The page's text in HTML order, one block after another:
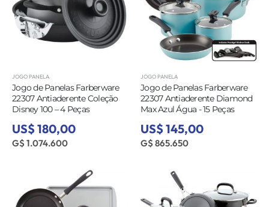
JOGO PANELA
Jogo de Panelas Farberware
22307 Antiaderente Coleção
Disney 100 – 4 Peças
US$ 180,00
G$ 1.074.600
JOGO PANELA
Jogo de Panelas Farberware
22307 Antiaderente Diamond
Max Azul Água - 15 Peças
US$ 145,00
G$ 865.650